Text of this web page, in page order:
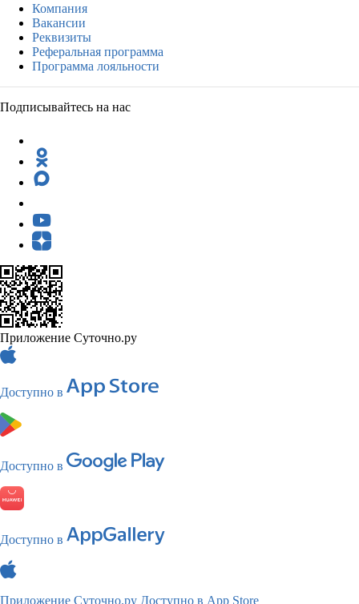
Компания
Вакансии
Реквизиты
Реферальная программа
Программа лояльности
Подписывайтесь на нас
Приложение Суточно.ру
Доступно в
Доступно в
Доступно в
Приложение Суточно.ру Доступно в App Store